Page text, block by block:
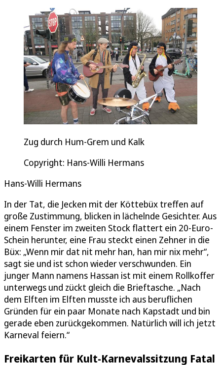
Zug durch Hum-Grem und Kalk
Copyright: Hans-Willi Hermans
Hans-Willi Hermans
In der Tat, die Jecken mit der Köttebüx treffen auf
große Zustimmung, blicken in lächelnde Gesichter. Aus
einem Fenster im zweiten Stock flattert ein 20-Euro-
Schein herunter, eine Frau steckt einen Zehner in die
Büx: „Wenn mir dat nit mehr han, han mir nix mehr“,
sagt sie und ist schon wieder verschwunden. Ein
junger Mann namens Hassan ist mit einem Rollkoffer
unterwegs und zückt gleich die Brieftasche. „Nach
dem Elften im Elften musste ich aus beruflichen
Gründen für ein paar Monate nach Kapstadt und bin
gerade eben zurückgekommen. Natürlich will ich jetzt
Karneval feiern.“
Freikarten für Kult-Karnevalssitzung Fatal